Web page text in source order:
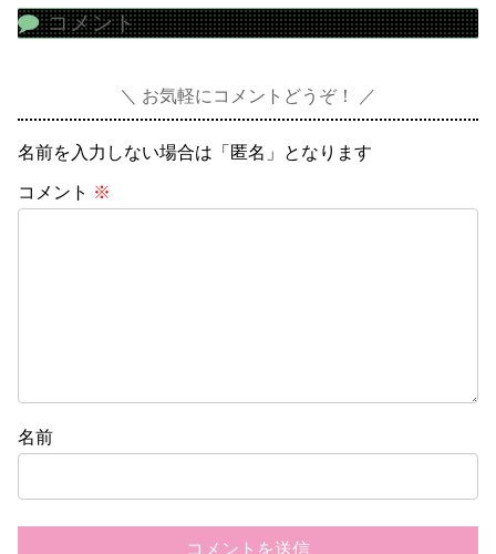
コメント
お気軽にコメントどうぞ！
名前を入力しない場合は「匿名」となります
コメント ※
名前